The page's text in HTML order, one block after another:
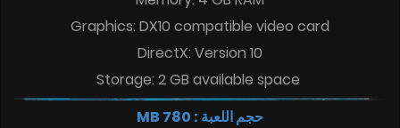
Graphics: DX10 compatible video card
DirectX: Version 10
Storage: 2 GB available space
حجم اللعبة : 780 MB